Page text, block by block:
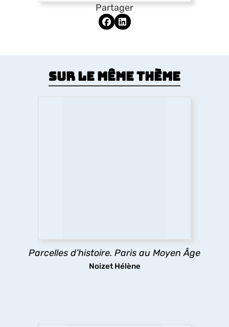
Partager
Sur le même thème
Parcelles d’histoire. Paris au Moyen Âge
Noizet Hélène
découvrir